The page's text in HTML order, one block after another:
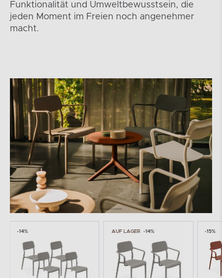
Funktionalität und Umweltbewusstsein, die
jeden Moment im Freien noch angenehmer
macht.
-14% AUF LAGER -14% -15%